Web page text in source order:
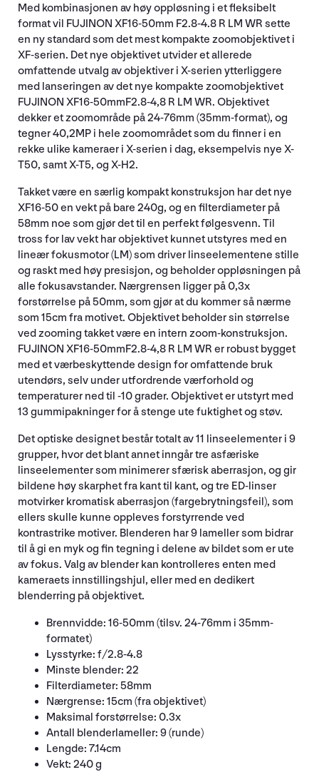
Med kombinasjonen av høy oppløsning i et fleksibelt
format vil FUJINON XF16-50mm F2.8-4.8 R LM WR sette
en ny standard som det mest kompakte zoomobjektivet i
XF-serien. Det nye objektivet utvider et allerede
omfattende utvalg av objektiver i X-serien ytterliggere
med lanseringen av det nye kompakte zoomobjektivet
FUJINON XF16-50mmF2.8-4,8 R LM WR. Objektivet
dekker et zoomområde på 24-76mm (35mm-format), og
tegner 40,2MP i hele zoomområdet som du finner i en
rekke ulike kameraer i X-serien i dag, eksempelvis nye X-
T50, samt X-T5, og X-H2.
Takket være en særlig kompakt konstruksjon har det nye
XF16-50 en vekt på bare 240g, og en filterdiameter på
58mm noe som gjør det til en perfekt følgesvenn. Til
tross for lav vekt har objektivet kunnet utstyres med en
lineær fokusmotor (LM) som driver linseelementene stille
og raskt med høy presisjon, og beholder oppløsningen på
alle fokusavstander. Nærgrensen ligger på 0,3x
forstørrelse på 50mm, som gjør at du kommer så nærme
som 15cm fra motivet. Objektivet beholder sin størrelse
ved zooming takket være en intern zoom-konstruksjon.
FUJINON XF16-50mmF2.8-4,8 R LM WR er robust bygget
med et værbeskyttende design for omfattende bruk
utendørs, selv under utfordrende værforhold og
temperaturer ned til -10 grader. Objektivet er utstyrt med
13 gummipakninger for å stenge ute fuktighet og støv.
Det optiske designet består totalt av 11 linseelementer i 9
grupper, hvor det blant annet inngår tre asfæriske
linseelementer som minimerer sfærisk aberrasjon, og gir
bildene høy skarphet fra kant til kant, og tre ED-linser
motvirker kromatisk aberrasjon (fargebrytningsfeil), som
ellers skulle kunne oppleves forstyrrende ved
kontrastrike motiver. Blenderen har 9 lameller som bidrar
til å gi en myk og fin tegning i delene av bildet som er ute
av fokus. Valg av blender kan kontrolleres enten med
kameraets innstillingshjul, eller med en dedikert
blenderring på objektivet.
Brennvidde: 16-50mm (tilsv. 24-76mm i 35mm-
formatet)
Lysstyrke: f/2.8-4.8
Minste blender: 22
Filterdiameter: 58mm
Nærgrense: 15cm (fra objektivet)
Maksimal forstørrelse: 0.3x
Antall blenderlameller: 9 (runde)
Lengde: 7.14cm
Vekt: 240 g